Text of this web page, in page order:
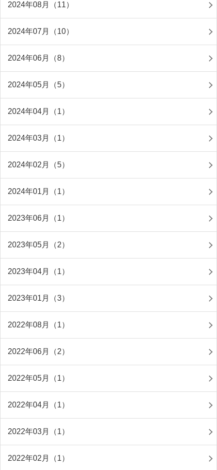
2024年08月（11）
2024年07月（10）
2024年06月（8）
2024年05月（5）
2024年04月（1）
2024年03月（1）
2024年02月（5）
2024年01月（1）
2023年06月（1）
2023年05月（2）
2023年04月（1）
2023年01月（3）
2022年08月（1）
2022年06月（2）
2022年05月（1）
2022年04月（1）
2022年03月（1）
2022年02月（1）